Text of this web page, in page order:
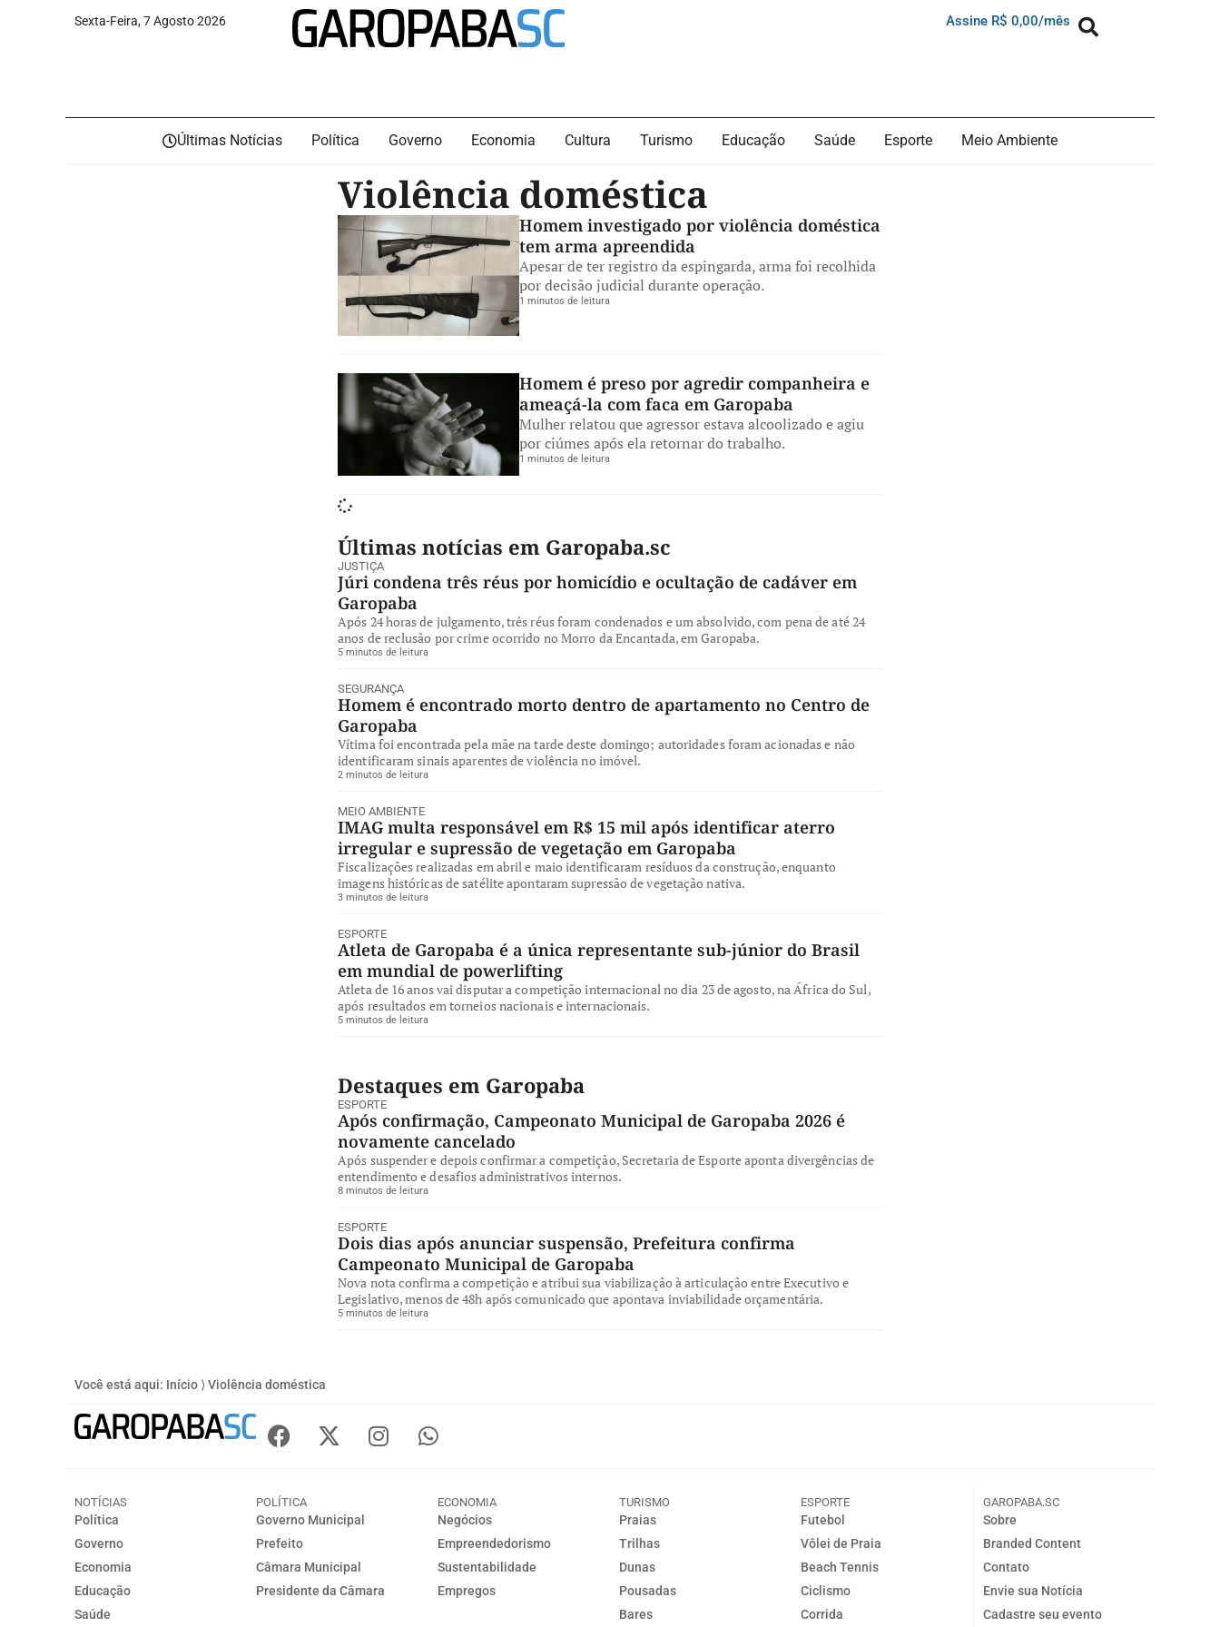
Sexta-Feira, 7 Agosto 2026 Assine R$ 0,00/mês
Últimas Notícias Política Governo Economia Cultura Turismo Educação Saúde Esporte Meio Ambiente
Violência doméstica
Homem investigado por violência doméstica
tem arma apreendida
Apesar de ter registro da espingarda, arma foi recolhida
por decisão judicial durante operação.
1 minutos de leitura
Homem é preso por agredir companheira e
ameaçá-la com faca em Garopaba
Mulher relatou que agressor estava alcoolizado e agiu
por ciúmes após ela retornar do trabalho.
1 minutos de leitura
Últimas notícias em Garopaba.sc
JUSTIÇA
Júri condena três réus por homicídio e ocultação de cadáver em
Garopaba
Após 24 horas de julgamento, três réus foram condenados e um absolvido, com pena de até 24
anos de reclusão por crime ocorrido no Morro da Encantada, em Garopaba.
5 minutos de leitura
SEGURANÇA
Homem é encontrado morto dentro de apartamento no Centro de
Garopaba
Vítima foi encontrada pela mãe na tarde deste domingo; autoridades foram acionadas e não
identificaram sinais aparentes de violência no imóvel.
2 minutos de leitura
MEIO AMBIENTE
IMAG multa responsável em R$ 15 mil após identificar aterro
irregular e supressão de vegetação em Garopaba
Fiscalizações realizadas em abril e maio identificaram resíduos da construção, enquanto
imagens históricas de satélite apontaram supressão de vegetação nativa.
3 minutos de leitura
ESPORTE
Atleta de Garopaba é a única representante sub-júnior do Brasil
em mundial de powerlifting
Atleta de 16 anos vai disputar a competição internacional no dia 23 de agosto, na África do Sul,
após resultados em torneios nacionais e internacionais.
5 minutos de leitura
Destaques em Garopaba
ESPORTE
Após confirmação, Campeonato Municipal de Garopaba 2026 é
novamente cancelado
Após suspender e depois confirmar a competição, Secretaria de Esporte aponta divergências de
entendimento e desafios administrativos internos.
8 minutos de leitura
ESPORTE
Dois dias após anunciar suspensão, Prefeitura confirma
Campeonato Municipal de Garopaba
Nova nota confirma a competição e atribui sua viabilização à articulação entre Executivo e
Legislativo, menos de 48h após comunicado que apontava inviabilidade orçamentária.
5 minutos de leitura
Você está aqui: Início ⟩ Violência doméstica
NOTÍCIAS
Política
Governo
Economia
Educação
Saúde
POLÍTICA
Governo Municipal
Prefeito
Câmara Municipal
Presidente da Câmara
ECONOMIA
Negócios
Empreendedorismo
Sustentabilidade
Empregos
TURISMO
Praias
Trilhas
Dunas
Pousadas
Bares
ESPORTE
Futebol
Vôlei de Praia
Beach Tennis
Ciclismo
Corrida
GAROPABA.SC
Sobre
Branded Content
Contato
Envie sua Notícia
Cadastre seu evento